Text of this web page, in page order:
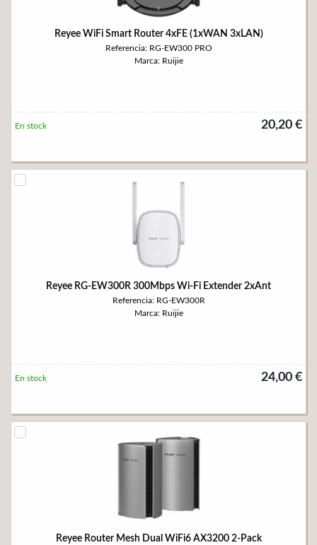
Reyee WiFi Smart Router 4xFE (1xWAN 3xLAN)
Referencia: RG-EW300 PRO
Marca: Ruijie
20,20 €
En stock
Reyee RG-EW300R 300Mbps Wi-Fi Extender 2xAnt
Referencia: RG-EW300R
Marca: Ruijie
24,00 €
En stock
Reyee Router Mesh Dual WiFi6 AX3200 2-Pack